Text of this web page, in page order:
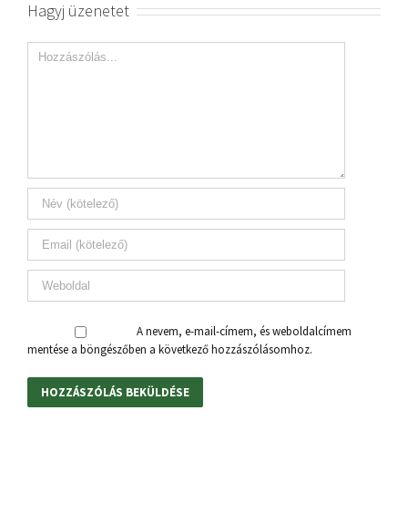
Hagyj üzenetet
A nevem, e-mail-címem, és weboldalcímem
mentése a böngészőben a következő hozzászólásomhoz.